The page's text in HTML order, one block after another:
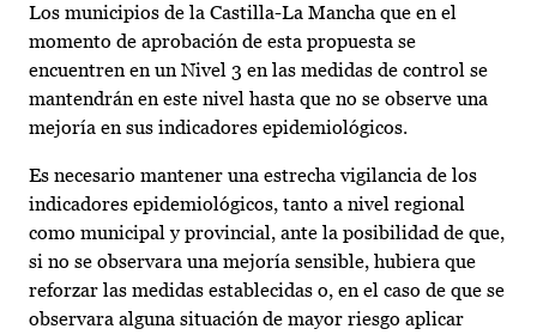
Los municipios de la Castilla-La Mancha que en el
momento de aprobación de esta propuesta se
encuentren en un Nivel 3 en las medidas de control se
mantendrán en este nivel hasta que no se observe una
mejoría en sus indicadores epidemiológicos.
Es necesario mantener una estrecha vigilancia de los
indicadores epidemiológicos, tanto a nivel regional
como municipal y provincial, ante la posibilidad de que,
si no se observara una mejoría sensible, hubiera que
reforzar las medidas establecidas o, en el caso de que se
observara alguna situación de mayor riesgo aplicar